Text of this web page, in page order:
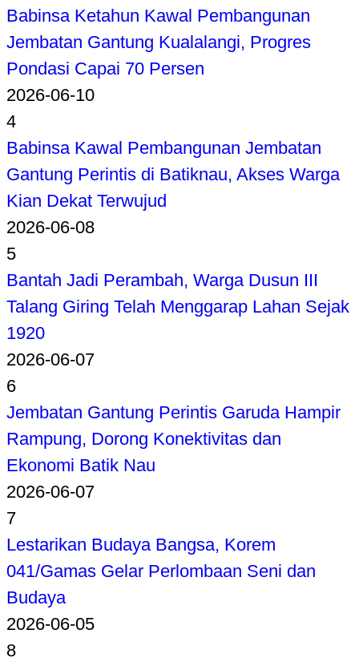
Babinsa Ketahun Kawal Pembangunan
Jembatan Gantung Kualalangi, Progres
Pondasi Capai 70 Persen
2026-06-10
4
Babinsa Kawal Pembangunan Jembatan
Gantung Perintis di Batiknau, Akses Warga
Kian Dekat Terwujud
2026-06-08
5
Bantah Jadi Perambah, Warga Dusun III
Talang Giring Telah Menggarap Lahan Sejak
1920
2026-06-07
6
Jembatan Gantung Perintis Garuda Hampir
Rampung, Dorong Konektivitas dan
Ekonomi Batik Nau
2026-06-07
7
Lestarikan Budaya Bangsa, Korem
041/Gamas Gelar Perlombaan Seni dan
Budaya
2026-06-05
8